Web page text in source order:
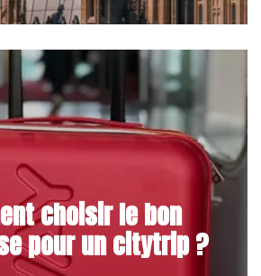
choisir le bon
pour un citytrip ?